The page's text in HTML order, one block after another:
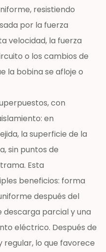
resistiendo
por la fuerza
velocidad, la fuerza
o los cambios de
la bobina se afloje o
con
en
la superficie de la
sin puntos de
Esta
beneficios: forma
después del
descarga parcial y una
eléctrico. Después de
regular, lo que favorece